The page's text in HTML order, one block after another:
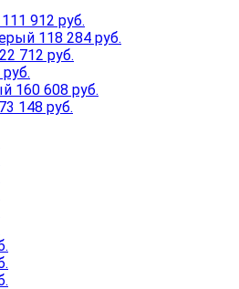
912 руб.
118 284 руб.
712 руб.
160 608 руб.
148 руб.